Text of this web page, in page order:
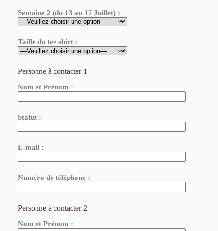
Semaine 2 (du 13 au 17 Juillet) :
Taille du tee shirt :
Personne à contacter 1
Nom et Prénom :
Statut :
E-mail :
Numéro de téléphone :
Personne à contacter 2
Nom et Prénom :